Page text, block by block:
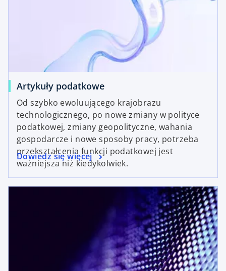
Artykuły podatkowe
Od szybko ewoluującego krajobrazu
technologicznego, po nowe zmiany w polityce
podatkowej, zmiany geopolityczne, wahania
gospodarcze i nowe sposoby pracy, potrzeba
przekształcenia funkcji podatkowej jest
ważniejsza niż kiedykolwiek.
Dowiedz się więcej